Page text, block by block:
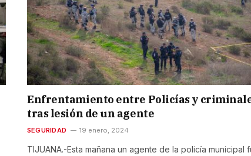
Enfrentamiento entre Policías y
tras lesión de un agente
SEGURIDAD 19 enero, 2024
TIJUANA.-Esta mañana un agente de la policía municipal